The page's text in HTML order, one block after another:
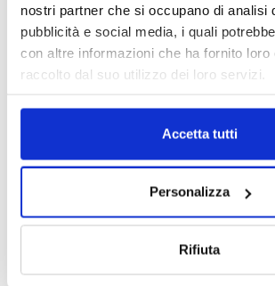
nostri partner che si occupano di analisi
pubblicità e social media, i quali
con altre informazioni che ha fornito loro
raccolto dal suo utilizzo dei loro servizi.
Accetta tutti
Personalizza
Rifiuta
Notizie sponsorizzate
Prima Assicurazioni:
partecipazione alla
intermediari partner
1 Luglio 2026
MAGNIFICA
dell’IA sul futuro e